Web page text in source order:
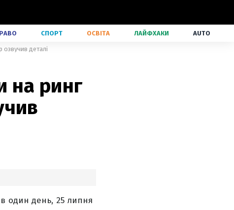
СПОРТ ОСВІТА ЛАЙФХАКИ AUTO
деталі
на ринг
один день, 25 липня